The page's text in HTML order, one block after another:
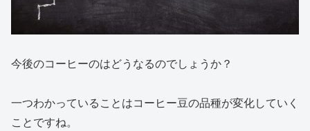
今後のコーヒーのはどうなるのでしょうか？
一つわかっていることはコーヒー豆の品種が変化していく
ことですね。